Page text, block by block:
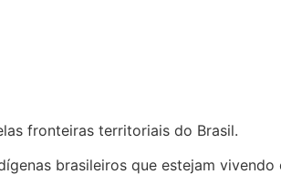
fronteiras territoriais do Brasil.
brasileiros que estejam vivendo